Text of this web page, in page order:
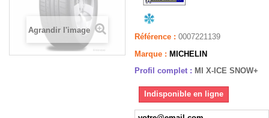
Agrandir l'image
Référence : 0007221139
Marque : MICHELIN
Profil complet : MI X-ICE SNOW+
Indisponible en ligne